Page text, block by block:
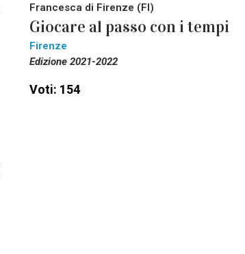
Francesca di Firenze (FI)
Giocare al passo con i tempi
Firenze
Edizione 2021-2022
Voti: 154